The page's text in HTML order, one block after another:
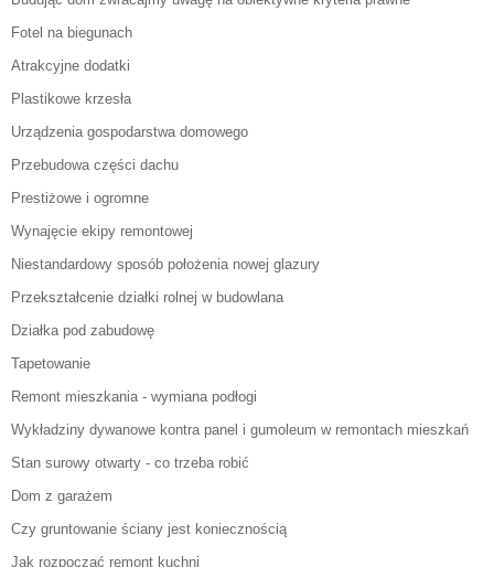
Fotel na biegunach
Atrakcyjne dodatki
Plastikowe krzesła
Urządzenia gospodarstwa domowego
Przebudowa części dachu
Prestiżowe i ogromne
Wynajęcie ekipy remontowej
Niestandardowy sposób położenia nowej glazury
Przekształcenie działki rolnej w budowlana
Działka pod zabudowę
Tapetowanie
Remont mieszkania - wymiana podłogi
Wykładziny dywanowe kontra panel i gumoleum w remontach mieszkań
Stan surowy otwarty - co trzeba robić
Dom z garażem
Czy gruntowanie ściany jest koniecznością
Jak rozpocząć remont kuchni